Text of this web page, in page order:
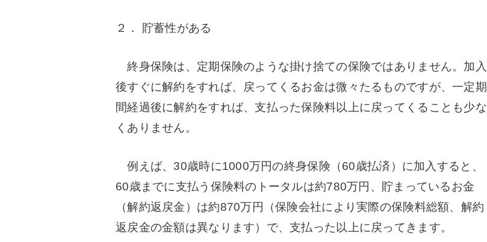
２． 貯蓄性がある
終身保険は、定期保険のような掛け捨ての保険ではありません。 加入
後すぐに解約をすれば、戻ってくるお金は微々たるものですが、一定期
間経過後に解約をすれば、支払った保険料以上に戻ってくることも少な
くありません。
例えば、30歳時に1000万円の終身保険（60歳払済）に加入すると、
60歳までに支払う保険料のトータルは約780万円、貯まっているお金
（解約返戻金）は約870万円
（保険会社により実際の保険料総額、解約
返戻金の金額は異なります）で、支払った以上に戻ってきます。